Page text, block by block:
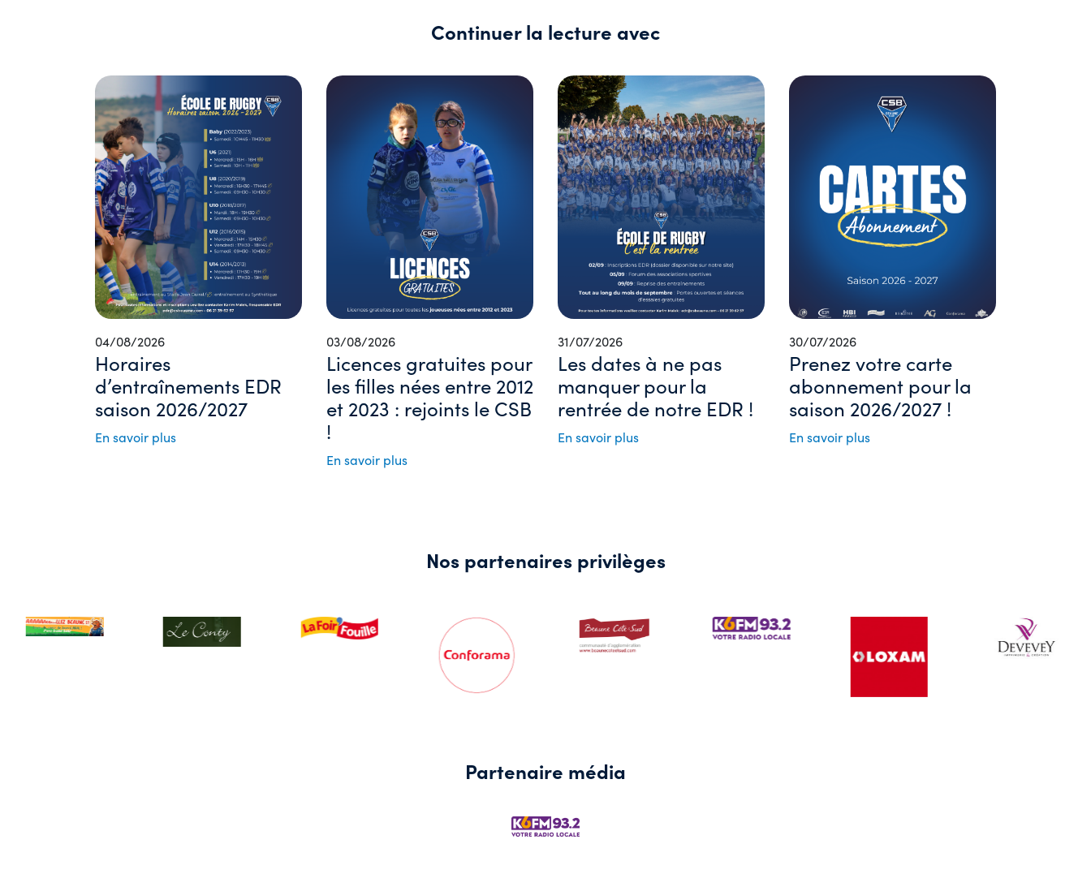
Continuer la lecture avec
04/08/2026
Horaires
d’entraînements EDR
saison 2026/2027
En savoir plus
03/08/2026
Licences gratuites pour
les filles nées entre 2012
et 2023 : rejoints le CSB
!
En savoir plus
31/07/2026
Les dates à ne pas
manquer pour la
rentrée de notre EDR !
En savoir plus
30/07/2026
Prenez votre carte
abonnement pour la
saison 2026/2027 !
En savoir plus
Nos partenaires privilèges
Partenaire média